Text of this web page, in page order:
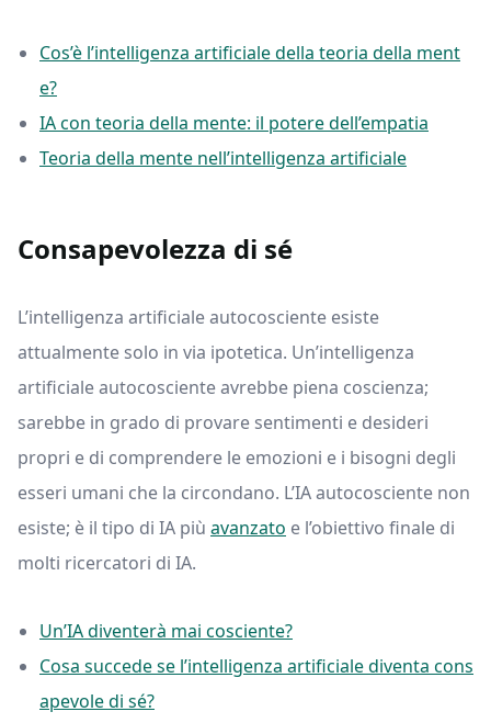
Cos’è l’intelligenza artificiale della teoria della ment
e?
IA con teoria della mente: il potere dell’empatia
Teoria della mente nell’intelligenza artificiale
Consapevolezza di sé
L’intelligenza artificiale autocosciente esiste
attualmente solo in via ipotetica. Un’intelligenza
artificiale autocosciente avrebbe piena coscienza;
sarebbe in grado di provare sentimenti e desideri
propri e di comprendere le emozioni e i bisogni degli
esseri umani che la circondano. L’IA autocosciente non
esiste; è il tipo di IA più avanzato e l’obiettivo finale di
molti ricercatori di IA.
Un’IA diventerà mai cosciente?
Cosa succede se l’intelligenza artificiale diventa cons
apevole di sé?